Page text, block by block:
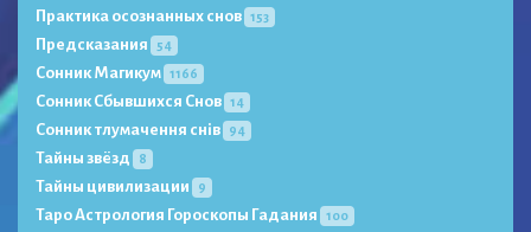
Практика осознанных снов 153
Предсказания 54
Сонник Магикум 1166
Сонник Сбывшихся Снов 14
Сонник тлумачення снів 94
Тайны звёзд 8
Тайны цивилизации 9
Таро Астрология Гороскопы Гадания 100